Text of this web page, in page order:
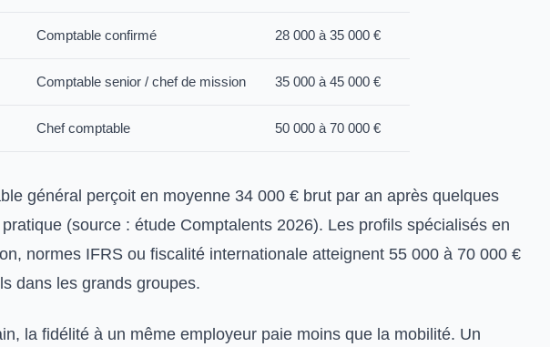
Comptable confirmé 28 000 à 35 000 €
Comptable senior / chef de mission 35 000 à 45 000 €
Chef comptable 50 000 à 70 000 €
général perçoit en moyenne 34 000 € brut par an après quelques
(source : étude Comptalents 2026). Les profils spécialisés en
normes IFRS ou fiscalité internationale atteignent 55 000 à 70 000 €
dans les grands groupes.
la fidélité à un même employeur paie moins que la mobilité. Un